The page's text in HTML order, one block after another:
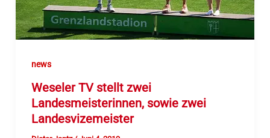
news
Weseler TV stellt zwei
Landesmeisterinnen, sowie zwei
Landesvizemeister